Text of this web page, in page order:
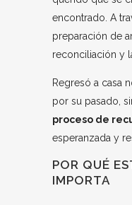
encontrado. A
preparación de
reconciliación y
Regresó a casa
por su pasado,
proceso de
esperanzada y
POR QUÉ
IMPORTA